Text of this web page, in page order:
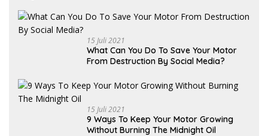
15 Juli 2021
What Can You Do To Save Your Motor
From Destruction By Social Media?
15 Juli 2021
9 Ways To Keep Your Motor Growing
Without Burning The Midnight Oil